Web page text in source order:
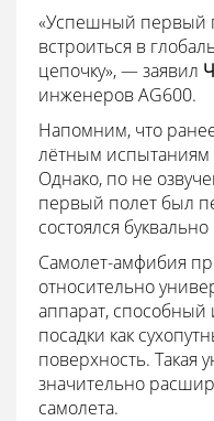
«Успешный первый
встроиться в
цепочку»,— заявил
инженеров AG600.
Напомним, что
лётным испытаниям
Однако, по не
первый полет был
состоялся
Самолет-амфибия
относительно
аппарат, способный
посадки как
поверхность. Такая
значительно
самолета.